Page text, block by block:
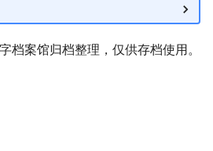
档案馆归档整理，仅供存档使用。